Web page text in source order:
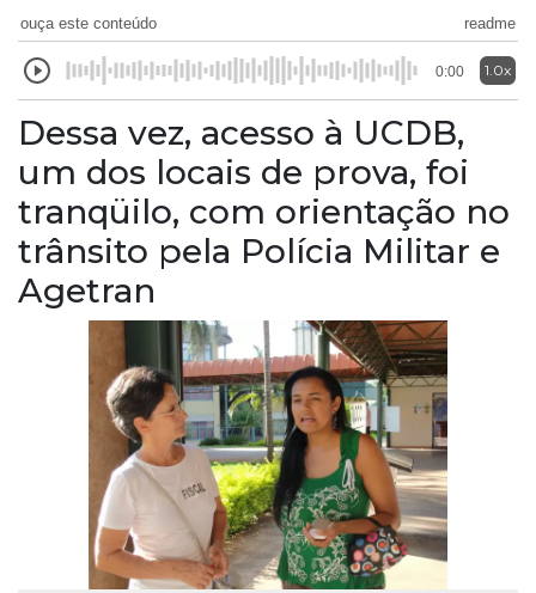
ouça este conteúdo readme
0:00 1.0x
Dessa vez, acesso à UCDB,
um dos locais de prova, foi
tranqüilo, com orientação no
trânsito pela Polícia Militar e
Agetran